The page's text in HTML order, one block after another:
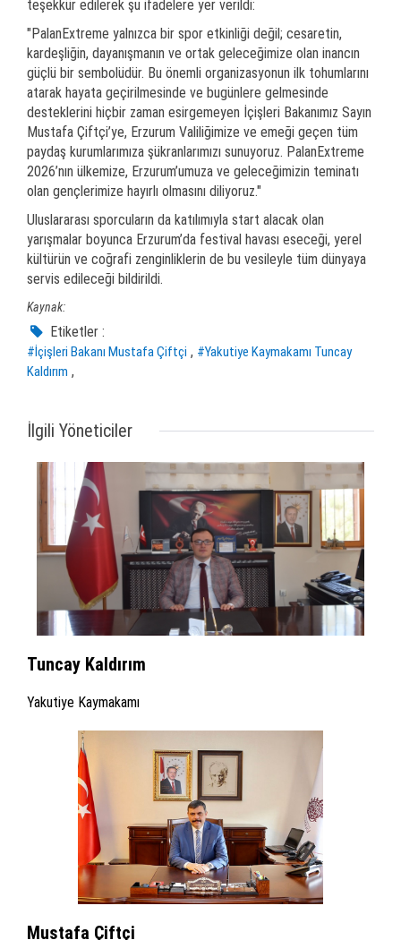
teşekkür edilerek şu ifadelere yer verildi:
"PalanExtreme yalnızca bir spor etkinliği değil; cesaretin,
kardeşliğin, dayanışmanın ve ortak geleceğimize olan inancın
güçlü bir sembolüdür. Bu önemli organizasyonun ilk tohumlarını
atarak hayata geçirilmesinde ve bugünlere gelmesinde
desteklerini hiçbir zaman esirgemeyen İçişleri Bakanımız Sayın
Mustafa Çiftçi’ye, Erzurum Valiliğimize ve emeği geçen tüm
paydaş kurumlarımıza şükranlarımızı sunuyoruz. PalanExtreme
2026’nın ülkemize, Erzurum’umuza ve geleceğimizin teminatı
olan gençlerimize hayırlı olmasını diliyoruz."
Uluslararası sporcuların da katılımıyla start alacak olan
yarışmalar boyunca Erzurum’da festival havası eseceği, yerel
kültürün ve coğrafi zenginliklerin de bu vesileyle tüm dünyaya
servis edileceği bildirildi.
Kaynak:
Etiketler :
#İçişleri Bakanı Mustafa Çiftçi , #Yakutiye Kaymakamı Tuncay
Kaldırım ,
İlgili Yöneticiler
Tuncay Kaldırım
Yakutiye Kaymakamı
Mustafa Çiftçi